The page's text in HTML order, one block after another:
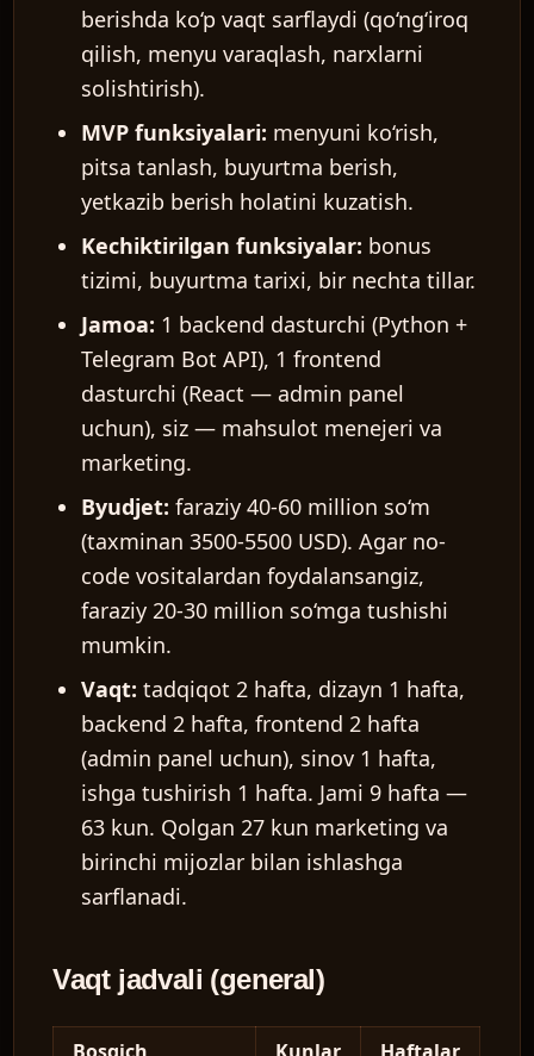
berishda ko‘p vaqt sarflaydi (qo‘ng‘iroq
qilish, menyu varaqlash, narxlarni
solishtirish).
MVP funksiyalari: menyuni ko‘rish,
pitsa tanlash, buyurtma berish,
yetkazib berish holatini kuzatish.
Kechiktirilgan funksiyalar: bonus
tizimi, buyurtma tarixi, bir nechta tillar.
Jamoa: 1 backend dasturchi (Python +
Telegram Bot API), 1 frontend
dasturchi (React — admin panel
uchun), siz — mahsulot menejeri va
marketing.
Byudjet: faraziy 40-60 million so‘m
(taxminan 3500-5500 USD). Agar no-
code vositalardan foydalansangiz,
faraziy 20-30 million so‘mga tushishi
mumkin.
Vaqt: tadqiqot 2 hafta, dizayn 1 hafta,
backend 2 hafta, frontend 2 hafta
(admin panel uchun), sinov 1 hafta,
ishga tushirish 1 hafta. Jami 9 hafta —
63 kun. Qolgan 27 kun marketing va
birinchi mijozlar bilan ishlashga
sarflanadi.
Vaqt jadvali (general)